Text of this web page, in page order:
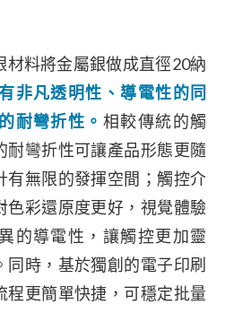
材料將金屬銀做成直徑20納
非凡透明性、導電性的同
耐彎折性。 相較傳統的觸
耐彎折性可讓產品形態更隨
有無限的發揮空間；觸控介
色彩還原度更好，視覺體驗
的導電性，讓觸控更加靈
同時，基於獨創的電子印刷
程更簡單快捷，可穩定批量